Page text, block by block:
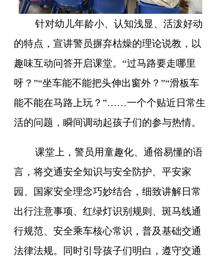
针对幼儿年龄小、认知浅显、活泼好动
的特点，宣讲警员摒弃枯燥的理论说教，以
趣味互动问答开启课堂。“过马路要走哪里
呀？”“坐车能不能把头伸出窗外？”“滑板车
能不能在马路上玩？”……一个个贴近日常生
活的问题，瞬间调动起孩子们的参与热情。
课堂上，警员用童趣化、通俗易懂的语
言，将交通安全知识与安全防护、平安家
园、国家安全理念巧妙结合，细致讲解日常
出行注意事项、红绿灯识别规则、斑马线通
行规范、安全乘车核心常识，普及基础交通
法律法规。同时引导孩子们明白，遵守交通